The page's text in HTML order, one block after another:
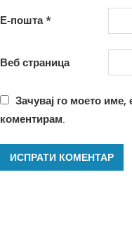
Е-пошта*
Веб страница
Зачувај го моето име,
коментирам.